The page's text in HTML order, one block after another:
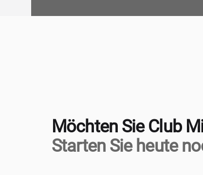
Möchten Sie Club
Starten Sie heute